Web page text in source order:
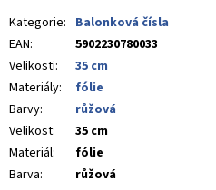
Kategorie: Balonková čísla
EAN:
5902230780033
Velikosti:
35 cm
Materiály:
fólie
Barvy:
růžová
Velikost:
35 cm
Materiál:
fólie
Barva: růžová